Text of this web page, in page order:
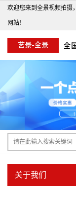
欢迎您来到全景视频拍摄
网站！
关于我们